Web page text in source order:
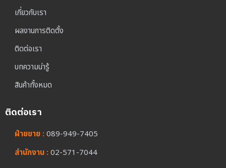
เกี่ยวกับเรา
ผลงานการติดตั้ง
ติดต่อเรา
บทความน่ารู้
สินค้าทั้งหมด
ติดต่อเรา
ฝ่ายขาย :089-949-7405
สำนักงาน :02-571-7044